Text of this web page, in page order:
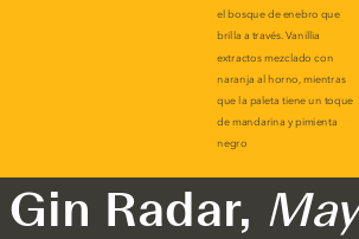
Radar, May